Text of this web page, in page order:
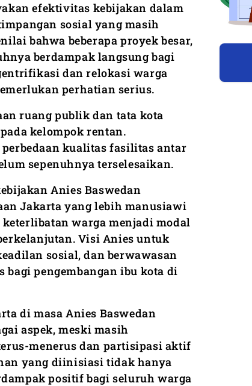
efektivitas kebijakan dalam
sosial yang masih
bahwa beberapa proyek besar,
berdampak langsung bagi
dan relokasi warga
perhatian serius.
ruang publik dan tata kota
kelompok rentan.
kualitas fasilitas antar
sepenuhnya terselesaikan.
Anies Baswedan
Jakarta yang lebih manusiawi
warga menjadi modal
Visi Anies untuk
sosial, dan berwawasan
pengembangan ibu kota di
di masa Anies Baswedan
aspek, meski masih
menerus dan partisipasi aktif
yang diinisiasi tidak hanya
positif bagi seluruh warga